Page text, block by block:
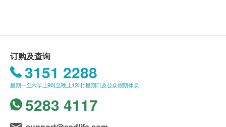
“百日咳”由家人传播比率最高
美国疾病管制与预防中心(CDC)及美国妇产科学院
(ACOG)建议：除左孕妇外，初生婴儿照顾者可于婴儿
出生前2星期 接种「白喉(减量)、破伤风及无细胞百日
进行身体检查後，一般情况下，可於2-3星期内发
出验身报告。如须讲解报告，请先致电中心预约，
客户可选择以下方式领取报告：
(1) 亲身领取：客户亲身往毅力综合医护体检中心
领取报告，并由本中心医生或註册护士亲自讲解报
告；
订购及查询
3151 2288
星期一至六早上9时至晚上12时; 星期日及公众假期休息
5283 4117